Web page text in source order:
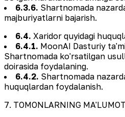
6.3.6. Shartnomada
majburiyatlarni bajarish.
6.4. Xaridor quyidagi
6.4.1. MoonAI Dasturiy
Shartnomada ko'rsatilgan
doirasida foydalaning.
6.4.2. Shartnomada
huquqlardan foydalanish.
7. TOMONLARNING